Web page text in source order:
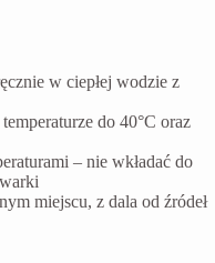
w ciepłej wodzie z
do 40°C oraz
– nie wkładać do
miejscu, z dala od źródeł